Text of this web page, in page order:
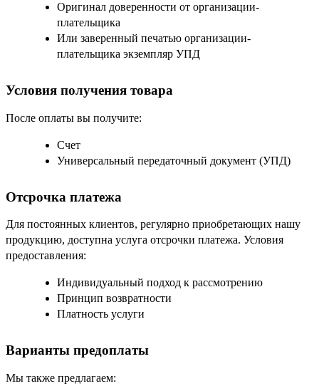
Оригинал доверенности от организации-
плательщика
Или заверенный печатью организации-
плательщика экземпляр УПД
Условия получения товара
После оплаты вы получите:
Счет
Универсальный передаточный документ (УПД)
Отсрочка платежа
Для постоянных клиентов, регулярно приобретающих нашу
продукцию, доступна услуга отсрочки платежа. Условия
предоставления:
Индивидуальный подход к рассмотрению
Принцип возвратности
Платность услуги
Варианты предоплаты
Мы также предлагаем: